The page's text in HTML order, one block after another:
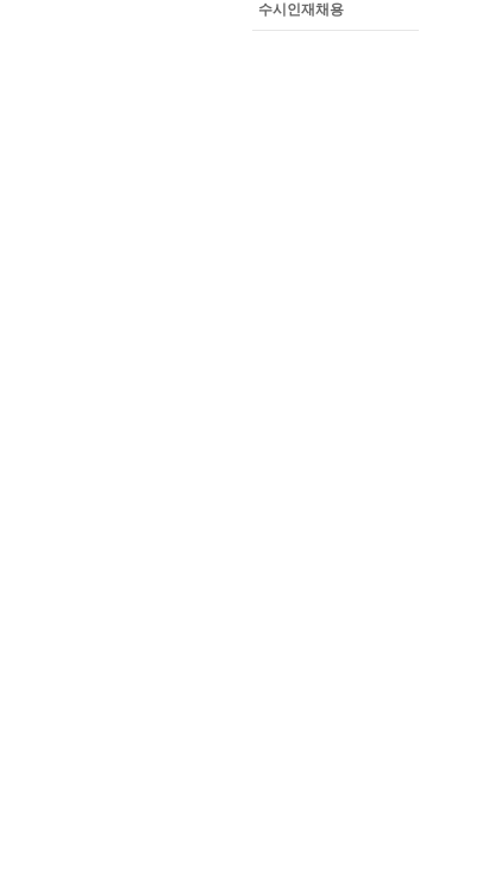
수시인재채용